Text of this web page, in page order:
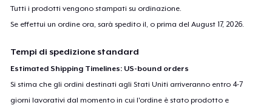
Tutti i prodotti vengono stampati su ordinazione.
Se effettui un ordine ora, sarà spedito il, o prima delAugust 17, 2026
Tempi di spedizione standard
Estimated Shipping Timelines: US-bound orders
Si stima che gli ordini destinati agli Stati Uniti arriveranno entro 4-7
giorni lavorativi dal momento in cui l'ordine è stato prodotto e